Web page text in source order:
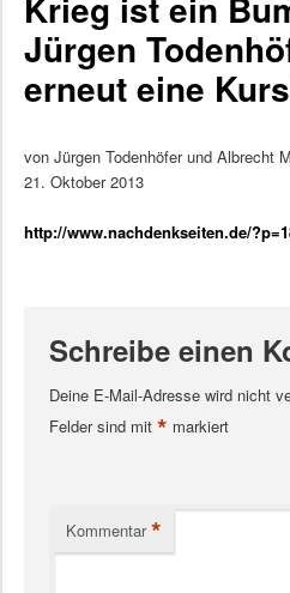
Jürgen
erneut eine
von Jürgen Todenhöfer und Albrecht
21. Oktober 2013
http://www.nachdenkseiten.de/
Schreibe einen
Deine E-Mail-Adresse wird nicht
Felder sind mit * markiert
Kommentar *